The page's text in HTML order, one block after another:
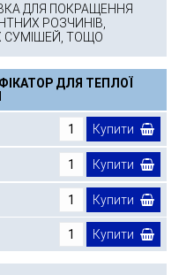
ДЛЯ ПОКРАЩЕННЯ
РОЗЧИНІВ,
СУМІШЕЙ, ТОЩО
ДЛЯ ТЕПЛОЇ
Купити
Купити
Купити
Купити